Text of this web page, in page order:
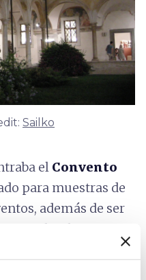
Sailko
el Convento
para muestras de
además de ser
y el
se caracteriza